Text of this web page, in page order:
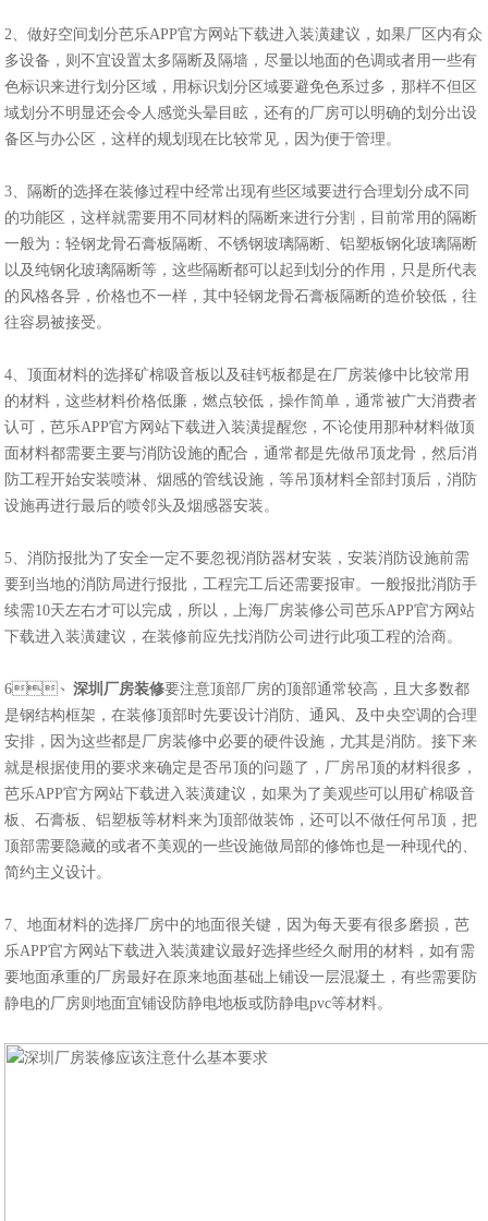
2、做好空间划分芭乐APP官方网站下载进入装潢建议，如果厂区内有众
多设备，则不宜设置太多隔断及隔墙，尽量以地面的色调或者用一些有
色标识来进行划分区域，用标识划分区域要避免色系过多，那样不但区
域划分不明显还会令人感觉头晕目眩，还有的厂房可以明确的划分出设
备区与办公区，这样的规划现在比较常见，因为便于管理。
3、隔断的选择在装修过程中经常出现有些区域要进行合理划分成不同
的功能区，这样就需要用不同材料的隔断来进行分割，目前常用的隔断
一般为：轻钢龙骨石膏板隔断、不锈钢玻璃隔断、铝塑板钢化玻璃隔断
以及纯钢化玻璃隔断等，这些隔断都可以起到划分的作用，只是所代表
的风格各异，价格也不一样，其中轻钢龙骨石膏板隔断的造价较低，往
往容易被接受。
4、顶面材料的选择矿棉吸音板以及硅钙板都是在厂房装修中比较常用
的材料，这些材料价格低廉，燃点较低，操作简单，通常被广大消费者
认可，芭乐APP官方网站下载进入装潢提醒您，不论使用那种材料做顶
面材料都需要主要与消防设施的配合，通常都是先做吊顶龙骨，然后消
防工程开始安装喷淋、烟感的管线设施，等吊顶材料全部封顶后，消防
设施再进行最后的喷邻头及烟感器安装。
5、消防报批为了安全一定不要忽视消防器材安装，安装消防设施前需
要到当地的消防局进行报批，工程完工后还需要报审。一般报批消防手
续需10天左右才可以完成，所以，上海厂房装修公司芭乐APP官方网站
下载进入装潢建议，在装修前应先找消防公司进行此项工程的洽商。
6、深圳厂房装修要注意顶部厂房的顶部通常较高，且大多数都
是钢结构框架，在装修顶部时先要设计消防、通风、及中央空调的合理
安排，因为这些都是厂房装修中必要的硬件设施，尤其是消防。接下来
就是根据使用的要求来确定是否吊顶的问题了，厂房吊顶的材料很多，
芭乐APP官方网站下载进入装潢建议，如果为了美观些可以用矿棉吸音
板、石膏板、铝塑板等材料来为顶部做装饰，还可以不做任何吊顶，把
顶部需要隐藏的或者不美观的一些设施做局部的修饰也是一种现代的、
简约主义设计。
7、地面材料的选择厂房中的地面很关键，因为每天要有很多磨损，芭
乐APP官方网站下载进入装潢建议最好选择些经久耐用的材料，如有需
要地面承重的厂房最好在原来地面基础上铺设一层混凝土，有些需要防
静电的厂房则地面宜铺设防静电地板或防静电pvc等材料。